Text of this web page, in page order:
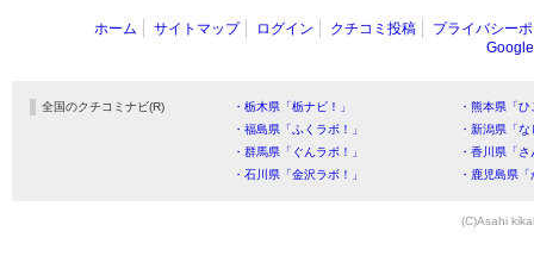
ホーム サイトマップ ログイン クチコミ投稿
プライバシー
全国のクチコミナビ(R) ・栃木県「栃ナビ！」
・熊本県「
・福島県「ふくラボ！」
・新潟県「
・群馬県「ぐんラボ！」
・香川県「
・石川県「金沢ラボ！」
・鹿児島県
(C)Asahi